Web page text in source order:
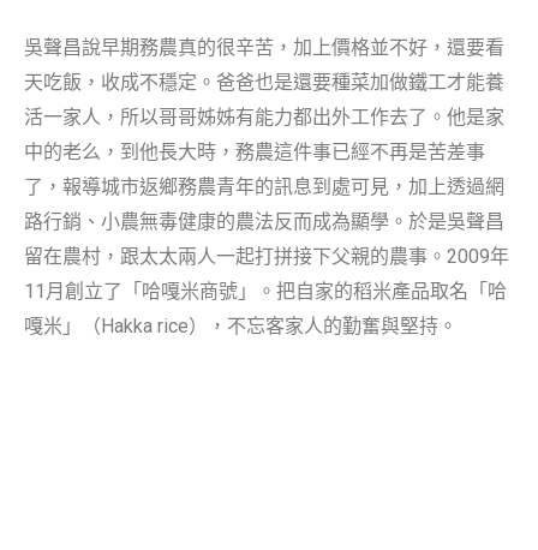
吳聲昌說早期務農真的很辛苦，加上價格並不好，還要看
天吃飯，收成不穩定。爸爸也是還要種菜加做鐵工才能養
活一家人，所以哥哥姊姊有能力都出外工作去了。他是家
中的老么，到他長大時，務農這件事已經不再是苦差事
了，報導城市返鄉務農青年的訊息到處可見，加上透過網
路行銷、小農無毒健康的農法反而成為顯學。於是吳聲昌
留在農村，跟太太兩人一起打拼接下父親的農事。2009年
11月創立了「哈嘎米商號」。把自家的稻米產品取名「哈
嘎米」（Hakka rice），不忘客家人的勤奮與堅持。